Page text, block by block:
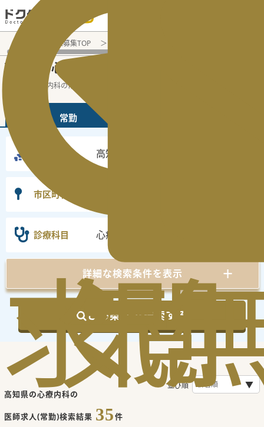
求
気
閲
医師転職・求人募集TOP
高知県 の心療内科
高知県の心療内科の常勤の医師求人の検索
常勤
高知県
市区町村
診療科目 心療内科
詳細な検索条件を表示
この条件で検索する
高知県の心療内科の
医師求人(常勤)検索結果 35件
並び順